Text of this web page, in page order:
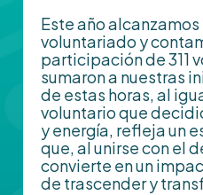
Este año
voluntariado y
participación de 311
sumaron a nuestras
de estas horas, al
voluntario que
y energía, refleja un
que, al unirse con el
convierte en un
de trascender y